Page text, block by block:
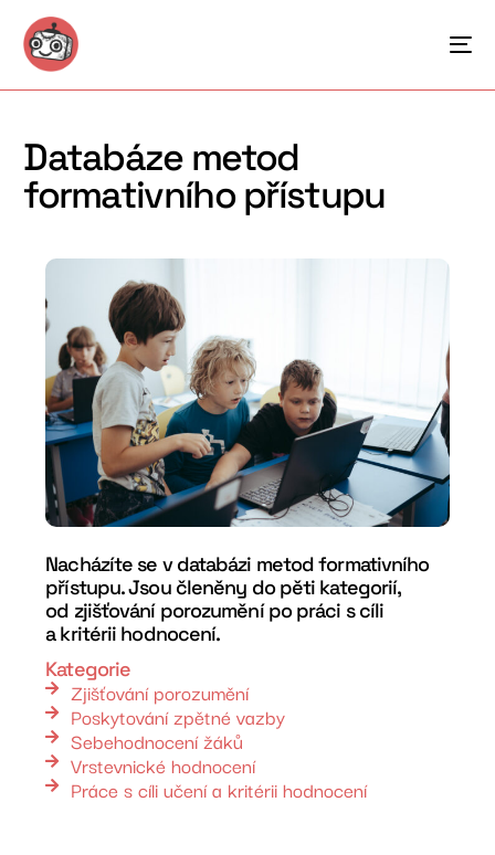
Databáze metod
formativního přístupu
Nacházíte se v databázi metod formativního
přístupu. Jsou členěny do pěti kategorií,
od zjišťování porozumění po práci s cíli
a kritérii hodnocení.
Kategorie
Zjišťování porozumění
Poskytování zpětné vazby
Sebehodnocení žáků
Vrstevnické hodnocení
Práce s cíli učení a kritérii hodnocení